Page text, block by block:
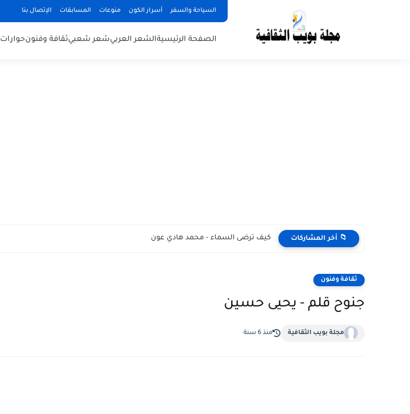
السياحة والسفر أسرار الكون منوعات المسابقات الإتصال بنا
الصفحة الرئيسيةالشعر العربيشعر شعبيثقافة وفنونحوارات
📁 أخر المشاركات كيف ترضى السماء - محمد هادي عون
ثقافة وفنون
جنوح قلم - يحيى حسين
مجلة بويب الثقافية منذ 6 سنة